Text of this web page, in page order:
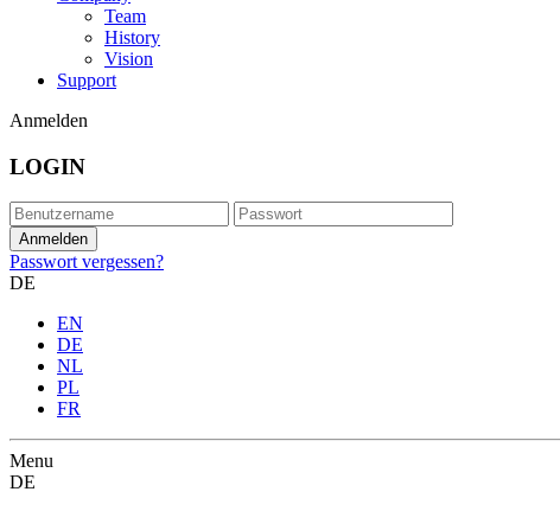
Team
History
Vision
Support
Anmelden
LOGIN
Passwort vergessen?
DE
EN
DE
NL
PL
FR
Menu
DE